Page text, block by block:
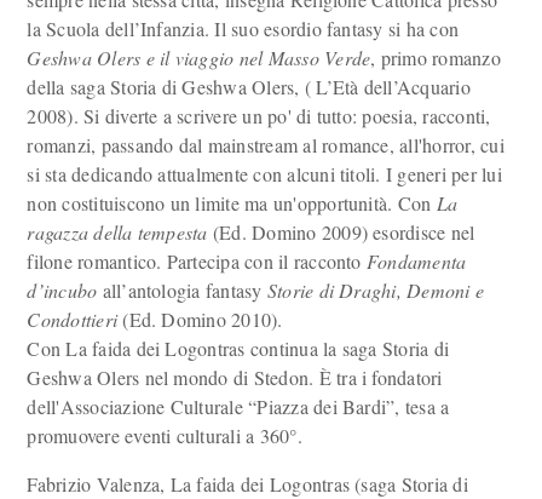
la Scuola dell’Infanzia. Il suo esordio fantasy si ha con
Geshwa Olers e il viaggio nel Masso Verde, primo romanzo
della saga Storia di Geshwa Olers, ( L’Età dell’Acquario
2008). Si diverte a scrivere un po' di tutto: poesia, racconti,
romanzi, passando dal mainstream al romance, all'horror, cui
si sta dedicando attualmente con alcuni titoli. I generi per lui
non costituiscono un limite ma un'opportunità. Con La
ragazza della tempesta (Ed. Domino 2009) esordisce nel
filone romantico. Partecipa con il racconto Fondamenta
d’incubo all’antologia fantasy Storie di Draghi, Demoni e
Condottieri(Ed. Domino 2010).
Con La faida dei Logontras continua la saga Storia di
Geshwa Olers nel mondo di Stedon. È tra i fondatori
dell'Associazione Culturale “Piazza dei Bardi”, tesa a
promuovere eventi culturali a 360°.
Fabrizio Valenza, La faida dei Logontras (saga Storia di